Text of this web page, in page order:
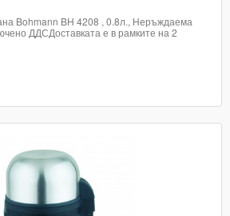
Bohmann BH 4208 , 0.8л., Неръждаема
ДДСДоставката е в рамките на 2
3035